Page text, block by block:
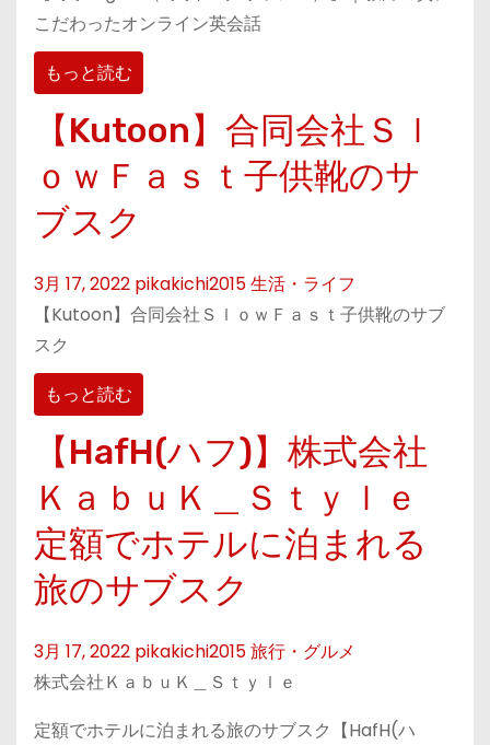
こだわったオンライン英会話
もっと読む
【Kutoon】合同会社Ｓｌ
ｏｗＦａｓｔ子供靴のサ
ブスク
3月 17, 2022 pikakichi2015生活・ライフ
【Kutoon】合同会社ＳｌｏｗＦａｓｔ子供靴のサブ
スク
もっと読む
【HafH(ハフ)】株式会社
ＫａｂｕＫ＿Ｓｔｙｌｅ
定額でホテルに泊まれる
旅のサブスク
3月 17, 2022 pikakichi2015旅行・グルメ
株式会社ＫａｂｕＫ＿Ｓｔｙｌｅ
定額でホテルに泊まれる旅のサブスク【HafH(ハ